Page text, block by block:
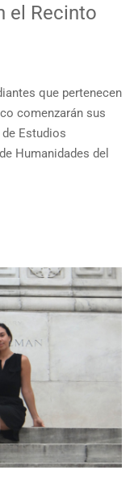
el Recinto
que pertenecen
comenzarán sus
Estudios
Humanidades del